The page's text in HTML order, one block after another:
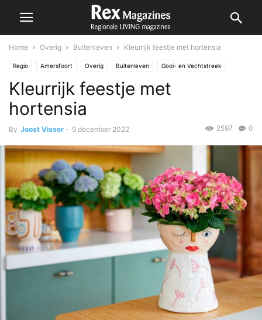
Home Overig Buitenleven Kleurrijk feestje met hortensia
Regio Amersfoort Overig Buitenleven Gooi- en Vechtstreek
Gouda Lansingerland Nesselande
Kleurrijk feestje met
hortensia
By Joost Visser - 9 december 2022 0
2597